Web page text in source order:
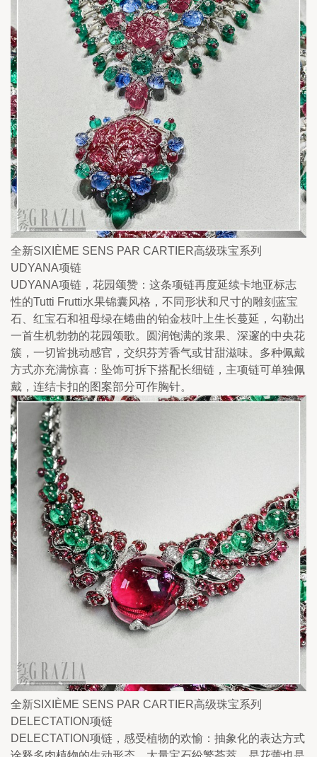
全新SIXIÈME SENS PAR CARTIER高级珠宝系列
UDYANA项链
UDYANA项链，花园颂赞：这条项链再度延续卡地亚标志
性的Tutti Frutti水果锦囊风格，不同形状和尺寸的雕刻蓝宝
石、红宝石和祖母绿在蜷曲的铂金枝叶上生长蔓延，勾勒出
一首生机勃勃的花园颂歌。圆润饱满的浆果、深邃的中央花
簇，一切皆挑动感官，交织芬芳香气或甘甜滋味。多种佩戴
方式亦充满惊喜：坠饰可拆下搭配长细链，主项链可单独佩
戴，连结卡扣的图案部分可作胸针。
全新SIXIÈME SENS PAR CARTIER高级珠宝系列
DELECTATION项链
DELECTATION项链，感受植物的欢愉：抽象化的表达方式